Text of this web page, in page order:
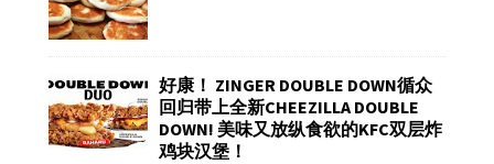
好康！ ZINGER DOUBLE DOWN循众
回归带上全新CHEEZILLA DOUBLE
DOWN! 美味又放纵食欲的KFC双层炸
鸡块汉堡！